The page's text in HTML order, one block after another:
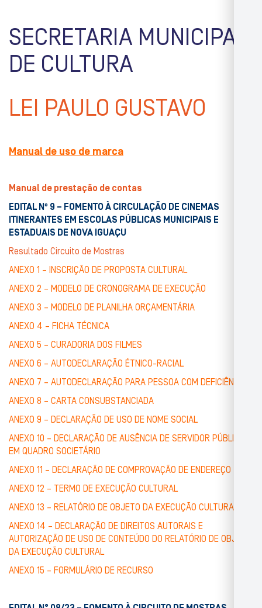
SECRETARIA MUNICIPAL
DE CULTURA
LEI PAULO GUSTAVO
Manual de uso de marca
Manual de prestação de contas
EDITAL Nº 9 – FOMENTO À CIRCULAÇÃO DE CINEMAS
ITINERANTES EM ESCOLAS PÚBLICAS MUNICIPAIS E
ESTADUAIS DE NOVA IGUAÇU
Resultado Circuito de Mostras
ANEXO 1 – INSCRIÇÃO DE PROPOSTA CULTURAL
ANEXO 2 – MODELO DE CRONOGRAMA DE EXECUÇÃO
ANEXO 3 – MODELO DE PLANILHA ORÇAMENTÁRIA
ANEXO 4 – FICHA TÉCNICA
ANEXO 5 – CURADORIA DOS FILMES
ANEXO 6 – AUTODECLARAÇÃO ÉTNICO-RACIAL
ANEXO 7 – AUTODECLARAÇÃO PARA PESSOA COM DEFICIÊNCIA
ANEXO 8 – CARTA CONSUBSTANCIADA
ANEXO 9 – DECLARAÇÃO DE USO DE NOME SOCIAL
ANEXO 10 – DECLARAÇÃO DE AUSÊNCIA DE SERVIDOR PÚBLICO
EM QUADRO SOCIETÁRIO
ANEXO 11 – DECLARAÇÃO DE COMPROVAÇÃO DE ENDEREÇO
ANEXO 12 – TERMO DE EXECUÇÃO CULTURAL
ANEXO 13 – RELATÓRIO DE OBJETO DA EXECUÇÃO CULTURAL
ANEXO 14 – DECLARAÇÃO DE DIREITOS AUTORAIS E
AUTORIZAÇÃO DE USO DE CONTEÚDO DO RELATÓRIO DE OBJETO
DA EXECUÇÃO CULTURAL
ANEXO 15 – FORMULÁRIO DE RECURSO